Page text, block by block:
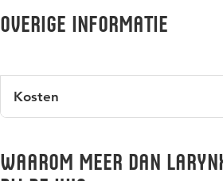
Mandibulaire Dysfunctie.
Overige informatie
Kosten
Waarom Meer dan